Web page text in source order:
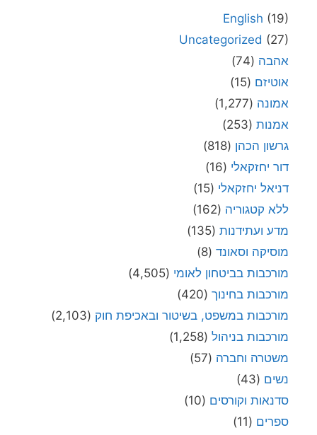
English (19)
Uncategorized (27)
אהבה (74)
אוטיזם (15)
אמונה (1,277)
אמנות (253)
גרשון הכהן (818)
דור יחזקאלי (16)
דניאל יחזקאלי (15)
ללא קטגוריה (162)
מדע ועתידנות (135)
מוסיקה וסאונד (8)
מורכבות בביטחון לאומי (4,505)
מורכבות בחינוך (420)
מורכבות במשפט, בשיטור ובאכיפת חוק (2,103)
מורכבות בניהול (1,258)
משטרה וחברה (57)
נשים (43)
סדנאות וקורסים (10)
ספרים (11)